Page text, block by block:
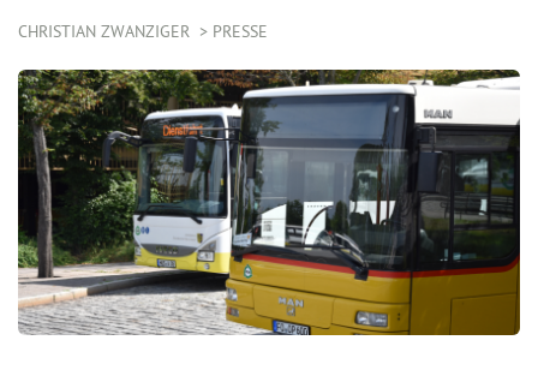
CHRISTIAN ZWANZIGER PRESSE